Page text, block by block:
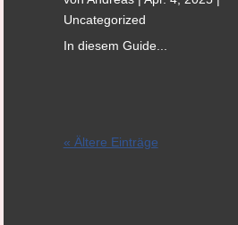
Uncategorized
In diesem Guide...
« Ältere Einträge
Cambridge